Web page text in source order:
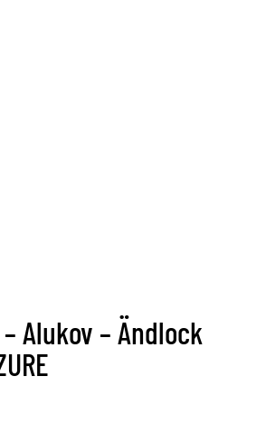
Alukov – Ändlock